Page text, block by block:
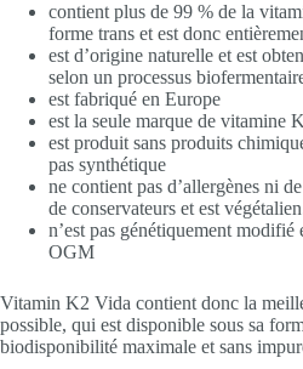
contient plus de 99 % de la
forme trans et est donc
est d’origine naturelle et est
selon un processus
est fabriqué en Europe
est la seule marque de vitamine
est produit sans produits
pas synthétique
ne contient pas d’allergènes ni
de conservateurs et est
n’est pas génétiquement modifié
OGM
Vitamin K2 Vida contient donc la
possible, qui est disponible sous sa
biodisponibilité maximale et sans